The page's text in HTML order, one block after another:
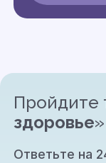
Пройдите
здоровье»
Ответьте на